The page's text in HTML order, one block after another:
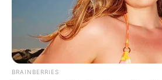
εργαστήρια κάνναβης
πουλούσε ναρκωτικά
Πανεπιστημιούπολη
BRAINBERRIES